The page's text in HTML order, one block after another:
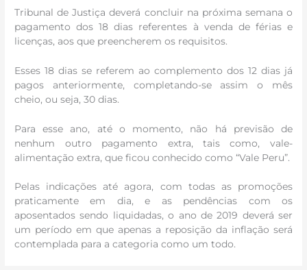
Tribunal de Justiça deverá concluir na próxima semana o
pagamento dos 18 dias referentes à venda de férias e
licenças, aos que preencherem os requisitos.
Esses 18 dias se referem ao complemento dos 12 dias já
pagos anteriormente, completando-se assim o mês
cheio, ou seja, 30 dias.
Para esse ano, até o momento, não há previsão de
nenhum outro pagamento extra, tais como, vale-
alimentação extra, que ficou conhecido como “Vale Peru”.
Pelas indicações até agora, com todas as promoções
praticamente em dia, e as pendências com os
aposentados sendo liquidadas, o ano de 2019 deverá ser
um período em que apenas a reposição da inflação será
contemplada para a categoria como um todo.